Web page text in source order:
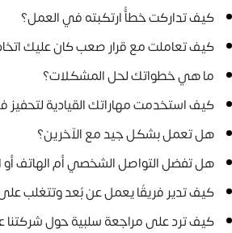
كيف تداركت خطأً ارتكبته في العمل؟
كيف تعاملت مع قرار صعب كان عليك
ما هي خطواتك لحل المشكلات؟
كيف استخدمت مهاراتك القيادية لتحفيز
هل تعمل بشكل جيد مع الآخرين؟
هل تفضل التواصل الشخصي أم الهاتف أو
كيف تدير فريقًا يعمل عن بُعد وتتغلب على
كيف ترد على مراجعة سلبية حول شركتنا